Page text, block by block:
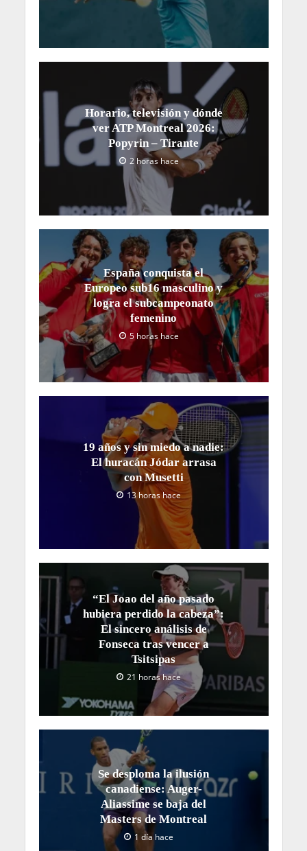
Horario, televisión y dónde
ver ATP Montreal 2026:
Popyrin – Tirante
2 horas hace
España conquista el
Europeo sub16 masculino y
logra el subcampeonato
femenino
5 horas hace
19 años y sin miedo a nadie:
El huracán Jódar arrasa
con Musetti
13 horas hace
“El Joao del año pasado
hubiera perdido la cabeza”:
El sincero análisis de
Fonseca tras vencer a
Tsitsipas
21 horas hace
Se desploma la ilusión
canadiense: Auger-
Aliassime se baja del
Masters de Montreal
1 día hace